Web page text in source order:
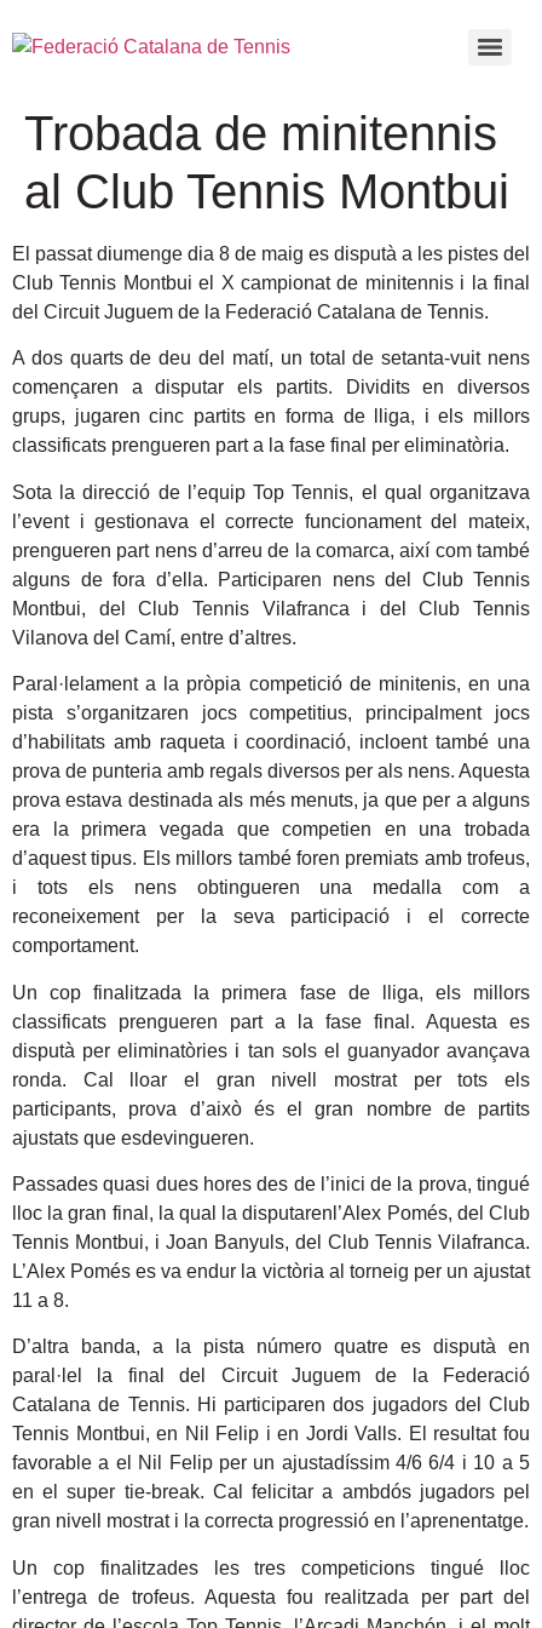
Trobada de minitennis
al Club Tennis Montbui
El passat diumenge dia 8 de maig es disputà a les pistes del
Club Tennis Montbui el X campionat de minitennis i la final
del Circuit Juguem de la Federació Catalana de Tennis.
A dos quarts de deu del matí, un total de setanta-vuit nens
començaren a disputar els partits. Dividits en diversos
grups, jugaren cinc partits en forma de lliga, i els millors
classificats prengueren part a la fase final per eliminatòria.
Sota la direcció de l’equip Top Tennis, el qual organitzava
l’event i gestionava el correcte funcionament del mateix,
prengueren part nens d’arreu de la comarca, així com també
alguns de fora d’ella. Participaren nens del Club Tennis
Montbui, del Club Tennis Vilafranca i del Club Tennis
Vilanova del Camí, entre d’altres.
Paral·lelament a la pròpia competició de minitenis, en una
pista s’organitzaren jocs competitius, principalment jocs
d’habilitats amb raqueta i coordinació, incloent també una
prova de punteria amb regals diversos per als nens. Aquesta
prova estava destinada als més menuts, ja que per a alguns
era la primera vegada que competien en una trobada
d’aquest tipus. Els millors també foren premiats amb trofeus,
i tots els nens obtingueren una medalla com a
reconeixement per la seva participació i el correcte
comportament.
Un cop finalitzada la primera fase de lliga, els millors
classificats prengueren part a la fase final. Aquesta es
disputà per eliminatòries i tan sols el guanyador avançava
ronda. Cal lloar el gran nivell mostrat per tots els
participants, prova d’això és el gran nombre de partits
ajustats que esdevingueren.
Passades quasi dues hores des de l’inici de la prova, tingué
lloc la gran final, la qual la disputarenl’Alex Pomés, del Club
Tennis Montbui, i Joan Banyuls, del Club Tennis Vilafranca.
L’Alex Pomés es va endur la victòria al torneig per un ajustat
11 a 8.
D’altra banda, a la pista número quatre es disputà en
paral·lel la final del Circuit Juguem de la Federació
Catalana de Tennis. Hi participaren dos jugadors del Club
Tennis Montbui, en Nil Felip i en Jordi Valls. El resultat fou
favorable a el Nil Felip per un ajustadíssim 4/6 6/4 i 10 a 5
en el super tie-break. Cal felicitar a ambdós jugadors pel
gran nivell mostrat i la correcta progressió en l’aprenentatge.
Un cop finalitzades les tres competicions tingué lloc
l’entrega de trofeus. Aquesta fou realitzada per part del